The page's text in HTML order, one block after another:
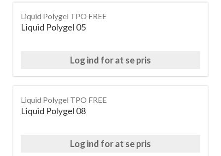
Liquid Polygel TPO FREE
Liquid Polygel 05
Log ind for at se pris
Liquid Polygel TPO FREE
Liquid Polygel 08
Log ind for at se pris